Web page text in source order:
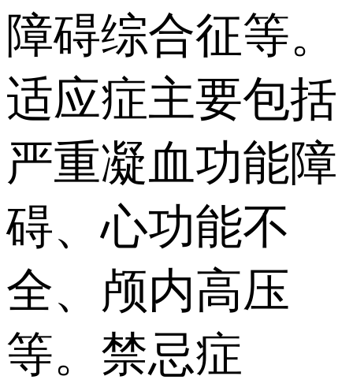
障碍综合征等。
适应症主要包括
严重凝血功能障
碍、心功能不
全、颅内高压
等。禁忌症